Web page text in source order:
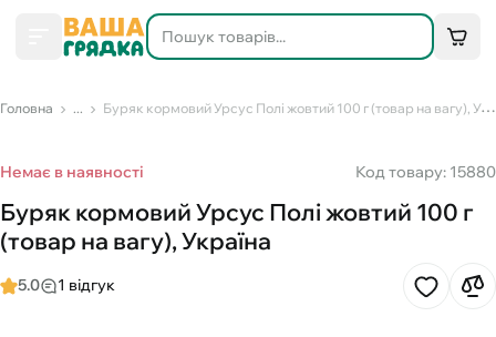
Головна ... Буряк кормовий Урсус Полі жовтий 100 г (товар на вагу), Україна
Немає в наявності Код товару: 15880
Буряк кормовий Урсус Полі жовтий 100 г
(товар на вагу), Україна
5.0 1 відгук